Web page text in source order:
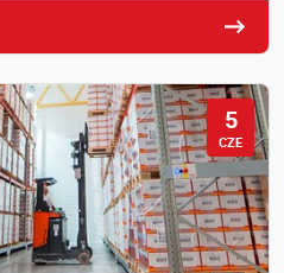
5
CZE